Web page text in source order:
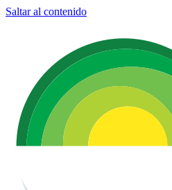
Saltar al contenido